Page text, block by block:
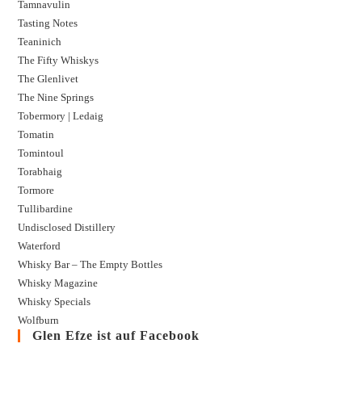
Tamnavulin
Tasting Notes
Teaninich
The Fifty Whiskys
The Glenlivet
The Nine Springs
Tobermory | Ledaig
Tomatin
Tomintoul
Torabhaig
Tormore
Tullibardine
Undisclosed Distillery
Waterford
Whisky Bar – The Empty Bottles
Whisky Magazine
Whisky Specials
Wolfburn
Glen Efze ist auf Facebook